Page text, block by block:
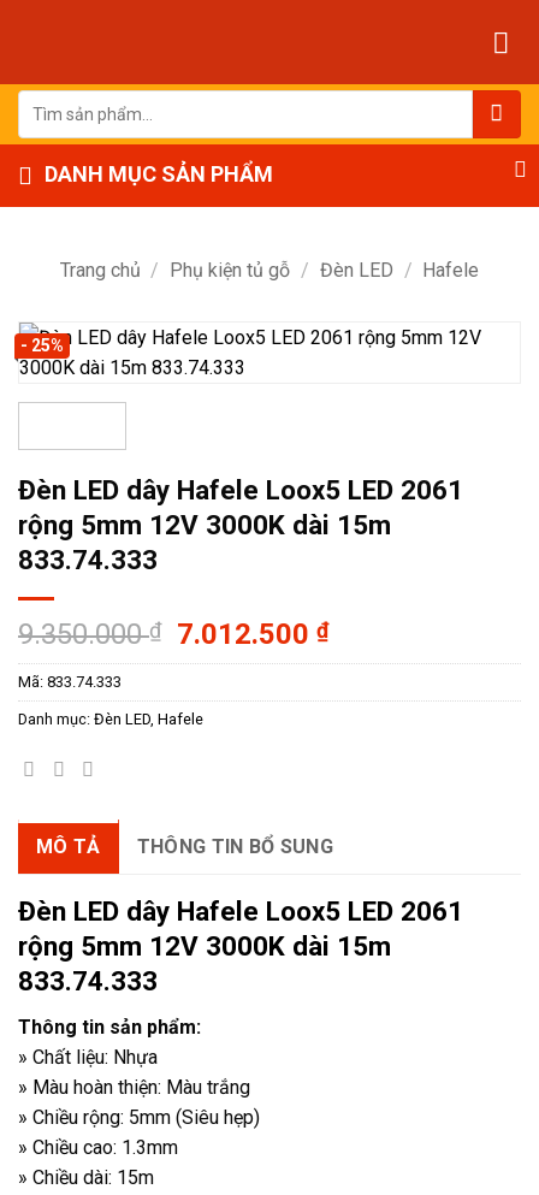
dung
Tìm
kiếm:
DANH MỤC SẢN PHẨM
Trang chủ / Phụ kiện tủ gỗ / Đèn LED / Hafele
- 25%
Đèn LED dây Hafele Loox5 LED 2061
rộng 5mm 12V 3000K dài 15m
833.74.333
9.350.000₫
Giá
gốc
9.350.000 ₫.
7.012.500₫Giá
hiện
Mã: 833.74.333
Danh mục: Đèn LED Hafele
MÔ TẢ THÔNG TIN BỔ SUNG
Đèn LED dây Hafele Loox5 LED 2061
rộng 5mm 12V 3000K dài 15m
833.74.333
Thông tin sản phẩm:
» Chất liệu: Nhựa
» Màu hoàn thiện: Màu trắng
» Chiều rộng: 5mm (Siêu hẹp)
» Chiều cao: 1.3mm
» Chiều dài: 15m